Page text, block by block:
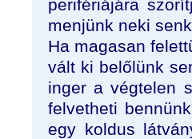
perifériájára
menjünk neki
Ha magasan
vált ki belőlünk
inger a végtelen
felvetheti
egy koldus